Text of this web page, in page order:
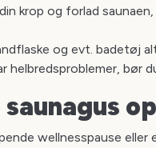
krop og forlad
og evt. badetøj
helbredsproblemer, bør
wellnesspause